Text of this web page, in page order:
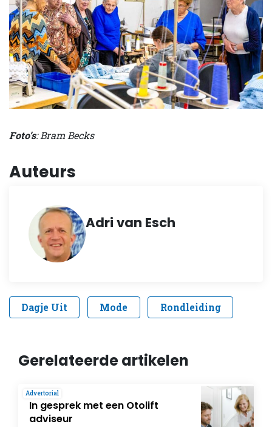
Foto’s: Bram Becks
Auteurs
Adri van Esch
Dagje Uit Mode Rondleiding
Gerelateerde artikelen
In gesprek met een Otolift
adviseur
Advertorial